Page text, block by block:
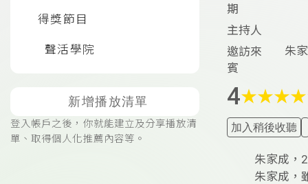
得獎節目
聲活學院
新增播放清單
登入帳戶之後，你就能建立及分享播放清
單、取得個人化推薦內容等。
期
主持人
邀訪來
賓
朱
4★★★★
加入稍後收聽
朱家成，
朱家成，